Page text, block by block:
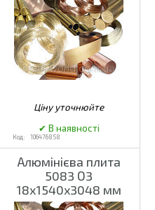
106476858
Алюмінієва плита
5083 О3
18х1540х3048 мм